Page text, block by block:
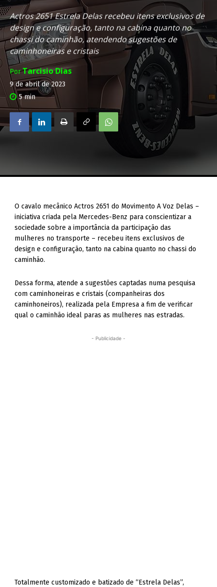
Actros 2651 Estrela Delas recebeu itens exclusivos de
design e configuração, tanto na cabina quanto no
chassi do caminhão, atendendo sugestões de
caminhoneiras e cristais
PorTarcisio Dias
9 de abril de 2023
5min
O cavalo mecânico Actros 2651 do Movimento A Voz Delas –
iniciativa criada pela Mercedes-Benz para conscientizar a
sociedade sobre a importância da participação das
mulheres no transporte – recebeu itens exclusivos de
design e configuração, tanto na cabina quanto no chassi do
caminhão.
Dessa forma, atende a sugestões captadas numa pesquisa
com caminhoneiras e cristais (companheiras dos
caminhoneiros), realizada pela Empresa a fim de verificar
qual o caminhão ideal paras as mulheres nas estradas.
- Publicidade -
Totalmente customizado e batizado de “Estrela Delas”,